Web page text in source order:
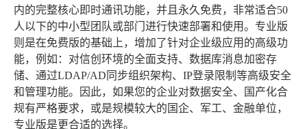
内的完整核心即时通讯功能，并且永久免费，非常适合50
人以下的中小型团队或部门进行快速部署和使用。专业版
则是在免费版的基础上，增加了针对企业级应用的高级功
能，例如：对信创环境的全面支持、数据库消息加密存
储、通过LDAP/AD同步组织架构、IP登录限制等高级安全
和管理功能。因此，如果您的企业对数据安全、国产化合
规有严格要求，或是规模较大的国企、军工、金融单位，
专业版是更合适的选择。